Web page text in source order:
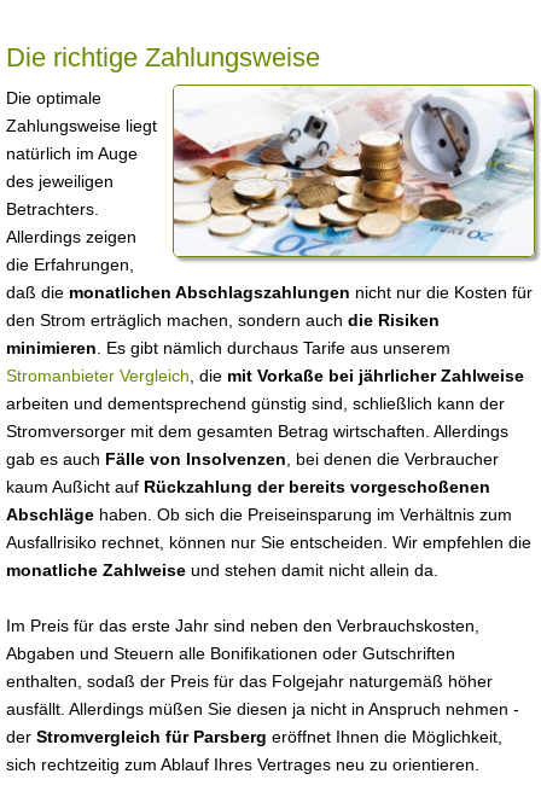
Die richtige Zahlungsweise
Die optimale
Zahlungsweise liegt
natürlich im Auge
des jeweiligen
Betrachters.
Allerdings zeigen
die Erfahrungen,
daß die monatlichen Abschlagszahlungen nicht nur die Kosten für
den Strom erträglich machen, sondern auch die Risiken
minimieren . Es gibt nämlich durchaus Tarife aus unserem
Stromanbieter Vergleich , die mit Vorkaße bei jährlicher Zahlweise
arbeiten und dementsprechend günstig sind, schließlich kann der
Stromversorger mit dem gesamten Betrag wirtschaften. Allerdings
gab es auch Fälle von Insolvenzen , bei denen die Verbraucher
kaum Außicht auf Rückzahlung der bereits vorgeschoßenen
Abschläge haben. Ob sich die Preiseinsparung im Verhältnis zum
Ausfallrisiko rechnet, können nur Sie entscheiden. Wir empfehlen die
monatliche Zahlweise und stehen damit nicht allein da.
Im Preis für das erste Jahr sind neben den Verbrauchskosten,
Abgaben und Steuern alle Bonifikationen oder Gutschriften
enthalten, sodaß der Preis für das Folgejahr naturgemäß höher
ausfällt. Allerdings müßen Sie diesen ja nicht in Anspruch nehmen -
der Stromvergleich für Parsberg eröffnet Ihnen die Möglichkeit,
sich rechtzeitig zum Ablauf Ihres Vertrages neu zu orientieren.